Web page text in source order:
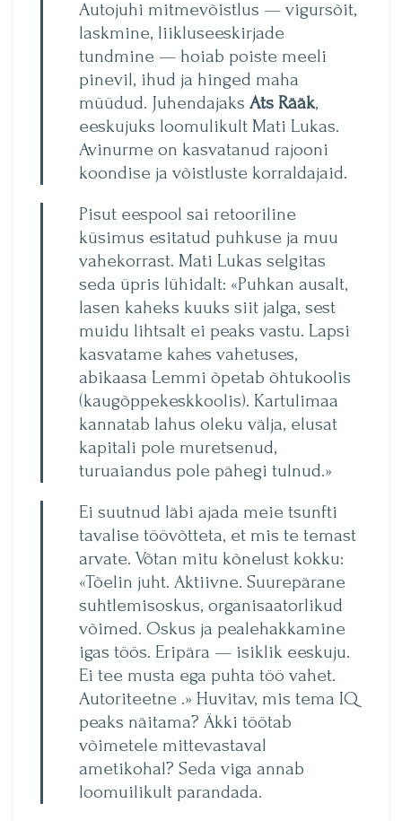
Autojuhi mitmevõistlus — vigursõit,
laskmine, liikluseeskirjade
tundmine — hoiab poiste meeli
pinevil, ihud ja hinged maha
müüdud. Juhen­dajaks Ats Rääk,
eeskujuks loomulikult Mati Lukas.
Avi­nurme on kasvatanud rajooni
koondise ja võistluste korral­dajaid.
Pisut eespool sai retooriline
küsimus esitatud puhkuse ja muu
vahekorrast. Mati Lukas selgitas
seda üpris lühidalt: «Puhkan ausalt,
lasen kaheks kuuks siit jalga, sest
muidu lihtsalt ei peaks vastu. Lapsi
kasvatame kahes vahetuses,
abikaasa Lemmi õpetab õhtukoolis
(kaugõppekeskkoolis). Kartulimaa
kannatab lahus­ oleku välja, elusat
kapitali pole muretsenud,
turuaiandus pole pähegi tulnud.»
Ei suutnud läbi ajada meie tsunfti
tavalise töövõtteta, et mis te temast
arvate. Võtan mitu kõnelust kokku:
«Tõelin juht. Aktiivne. Suurepärane
suhtlemisoskus, organisaatorlikud
võimed. Oskus ja pealehakkamine
igas töös. Eripära — isiklik eeskuju.
Ei tee musta ega puhta töö vahet.
Autoriteetne .» Huvitav, mis tema IQ
peaks näitama? Äkki töötab
võimetele mittevastaval
ametikohal? Seda viga annab
loomuilikult parandada.